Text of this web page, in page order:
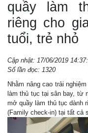
quầy làm
riêng cho
tuổi, trẻ nhỏ
Cập nhật: 17/06/2019
Số lần đọc: 1320
Nhằm nâng cao trải
làm thủ tục tại sân bay, từ
mở quầy làm thủ tục dành
(Family check-in) tại tất cả